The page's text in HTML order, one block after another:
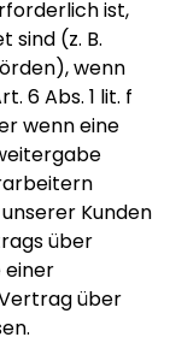
ist,
sind (z. B.
wenn
6 Abs. 1 lit. f
wenn eine
Kunden
über
einer
über